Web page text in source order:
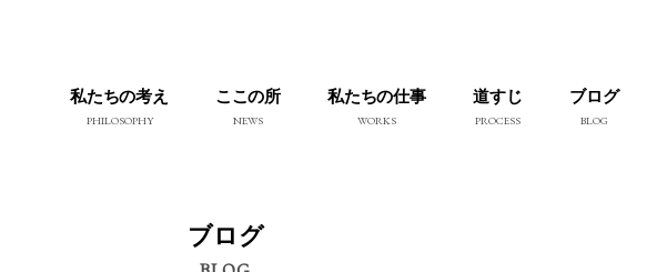
私たちの考え
PHILOSOPHY
ここの所
NEWS
私たちの仕事
WORKS
道すじ
PROCESS
ブログ
BLOG
ブログ